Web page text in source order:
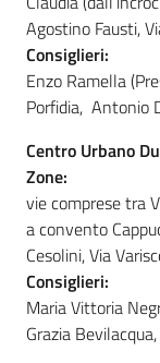
Agostino Fausti,
Consiglieri:
Enzo Ramella
Porfidia, Antonio
Centro Urbano
Zone:
vie comprese tra
a convento
Cesolini, Via
Consiglieri:
Maria Vittoria
Grazia